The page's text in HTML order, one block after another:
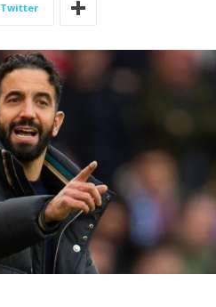
Twitter